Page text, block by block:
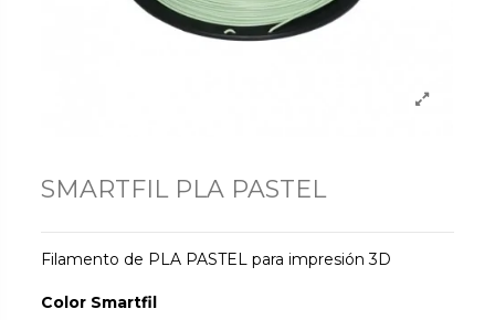
SMARTFIL PLA PASTEL
Filamento de PLA PASTEL para impresión 3D
Color Smartfil